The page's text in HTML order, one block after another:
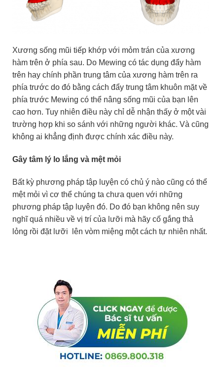
Xương sống mũi tiếp khớp với mỏm trán của xương
hàm trên ở phía sau. Do Mewing có tác dụng đẩy hàm
trên hay chính phần trung tâm của xương hàm trên ra
phía trước do đó bằng cách đẩy trung tâm khuôn mặt về
phía trước Mewing có thể nâng sống mũi của bạn lên
cao hơn. Tuy nhiên điều này chỉ dễ nhận thấy ở một vài
trường hợp khi so sánh với những người khác. Và cũng
không ai khẳng định được chính xác điều này.
Gây tâm lý lo lắng và mệt mỏi
Bất kỳ phương pháp tập luyện có chủ ý nào cũng có thể
mệt mỏi vì cơ thể chúng ta chưa quen với những
phương pháp tập luyện đó. Do đó bạn không nên suy
nghĩ quá nhiều về vị trí của lưỡi mà hãy cố gắng thả
lỏng rồi đặt lưỡi lên vòm miệng một cách tự nhiên nhất.